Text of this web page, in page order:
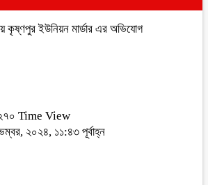
কৃষ্ণপুর ইউনিয়ন মার্ডার এর অভিযোগ
Time View
২০২৪, ১১:৪৩ পূর্বাহ্ন